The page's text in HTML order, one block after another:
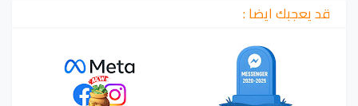
قد يعجبك ايضا :